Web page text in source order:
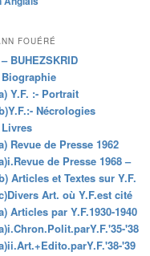
principal
FOUÉRÉ
BUHEZSKRID
Biographie
Y.F. :- Portrait
Nécrologies
Revue de Presse 1962
de Presse 1968 –
Articles et Textes sur Y.F.
Art. où Y.F.est cité
Articles par Y.F.1930-1940
'38
'39